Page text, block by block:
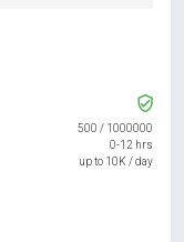
500 / 1000000
0-12 hrs
up to 10K / day